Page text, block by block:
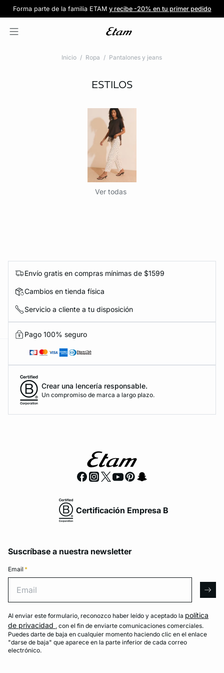
-20% en tu primera ordenal iniciar sesión
Beneficio exclusivo para clientes nuevos Únete a ETAM
Forma parte de la familia ETAM y recibe -20% en tu primer pedido
Envío gratisen compras de $1599
DE PANTIES
ahora
Inicio Ropa Pantalones y jeans
ESTILOS
Ver todas
Envío gratis en compras mínimas de $1599
Cambios en tienda física
Servicio a cliente a tu disposición
Pago 100% seguro
Crear una lencería responsable.
Un compromiso de marca a largo plazo.
Certificación Empresa B
Suscríbase a nuestra newsletter
Email *
Al enviar este formulario, reconozco haber leído y aceptado la política
de privacidad , con el fin de enviarte comunicaciones comerciales.
Puedes darte de baja en cualquier momento haciendo clic en el enlace
"darse de baja" que aparece en la parte inferior de cada correo
electrónico.